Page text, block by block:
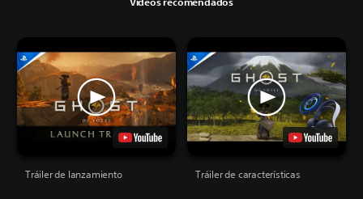
Tráiler de lanzamiento Tráiler de características